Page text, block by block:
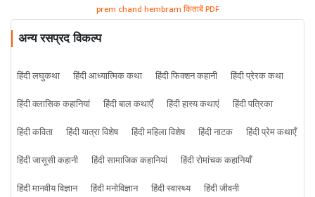
prem chand hembram किताबें PDF
अन्य रसप्रद विकल्प
हिंदी लघुकथा हिंदी आध्यात्मिक कथा हिंदी फिक्शन कहानी
हिंदी प्रेरक कथा
हिंदी क्लासिक कहानियां
हिंदी बाल कथाएँ हिंदी हास्य कथाएं
हिंदी पत्रिका
हिंदी कविता
हिंदी यात्रा विशेष हिंदी महिला विशेष हिंदी नाटक
हिंदी प्रेम कथाएँ
हिंदी जासूसी कहानी
हिंदी सामाजिक कहानियां
हिंदी रोमांचक कहानियाँ
हिंदी मानवीय विज्ञान
हिंदी मनोविज्ञान हिंदी स्वास्थ्य
हिंदी जीवनी